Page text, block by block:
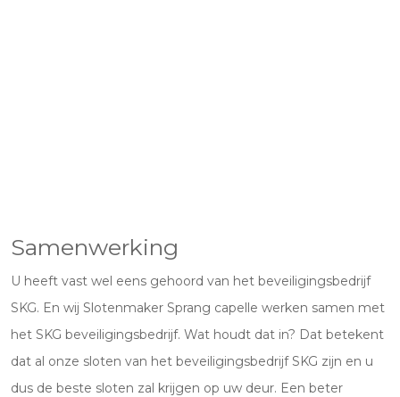
Samenwerking
U heeft vast wel eens gehoord van het beveiligingsbedrijf
SKG. En wij Slotenmaker Sprang capelle werken samen met
het SKG beveiligingsbedrijf. Wat houdt dat in? Dat betekent
dat al onze sloten van het beveiligingsbedrijf SKG zijn en u
dus de beste sloten zal krijgen op uw deur. Een beter